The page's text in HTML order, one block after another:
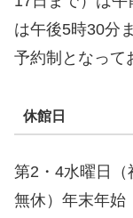
は午後5時30分
予約制となって
休館日
第2・4水曜日（
無休）年末年始